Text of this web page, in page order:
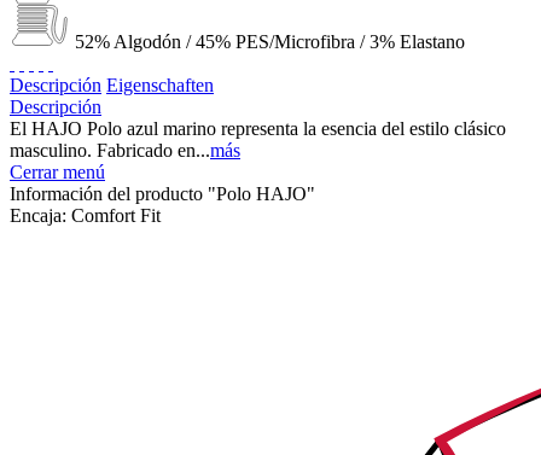
52% Algodón / 45% PES/Microfibra / 3% Elastano
Descripción Eigenschaften
Descripción
El HAJO Polo azul marino representa la esencia del estilo clásico
masculino. Fabricado en...más
Cerrar menú
Información del producto "Polo HAJO"
Encaja: Comfort Fit